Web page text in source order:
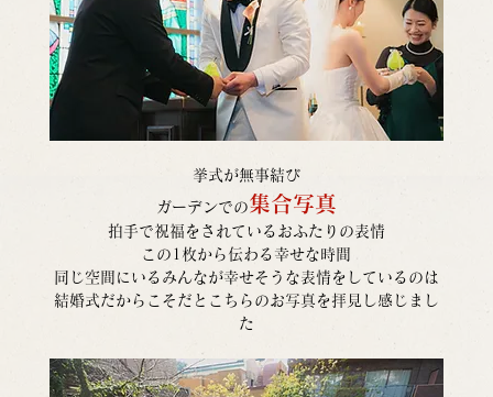
挙式が無事結び
ガーデンでの集合写真
拍手で祝福をされているおふたりの表情
この1枚から伝わる幸せな時間
同じ空間にいるみんなが幸せそうな表情をしているのは
結婚式だからこそだとこちらのお写真を拝見し感じまし
た